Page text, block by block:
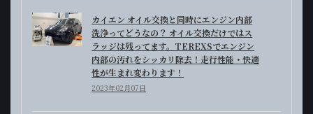
カイエン オイル交換と同時にエンジン内部
洗浄ってどうなの？ オイル交換だけではス
ラッジは残ってます。TEREXSでエンジン
内部の汚れをシッカリ除去！走行性能・快適
性が生まれ変わります！
2023年02月07日